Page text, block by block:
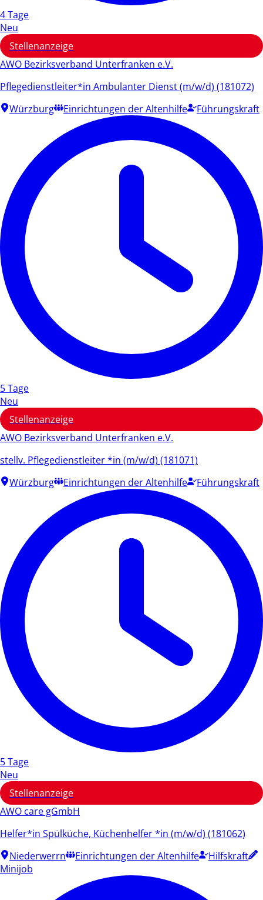
4 Tage
Neu
Stellenanzeige
AWO Bezirksverband Unterfranken e.V.
Pflegedienstleiter*in Ambulanter Dienst (m/w/d) (181072)
Würzburg
Einrichtungen der Altenhilfe Führungskraft
5 Tage
Neu
Stellenanzeige
AWO Bezirksverband Unterfranken e.V.
stellv. Pflegedienstleiter *in (m/w/d) (181071)
Würzburg
Einrichtungen der Altenhilfe Führungskraft
5 Tage
Neu
Stellenanzeige
AWO care gGmbH
Helfer*in Spülküche, Küchenhelfer *in (m/w/d) (181062)
Niederwerrn
Einrichtungen der Altenhilfe
Hilfskraft
Minijob